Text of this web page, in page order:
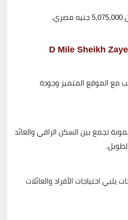
معالموقع المتميز وجودة
تجمع بينالسكن الراقي والعائد
يلبي احتياجاتالأفراد والعائلات